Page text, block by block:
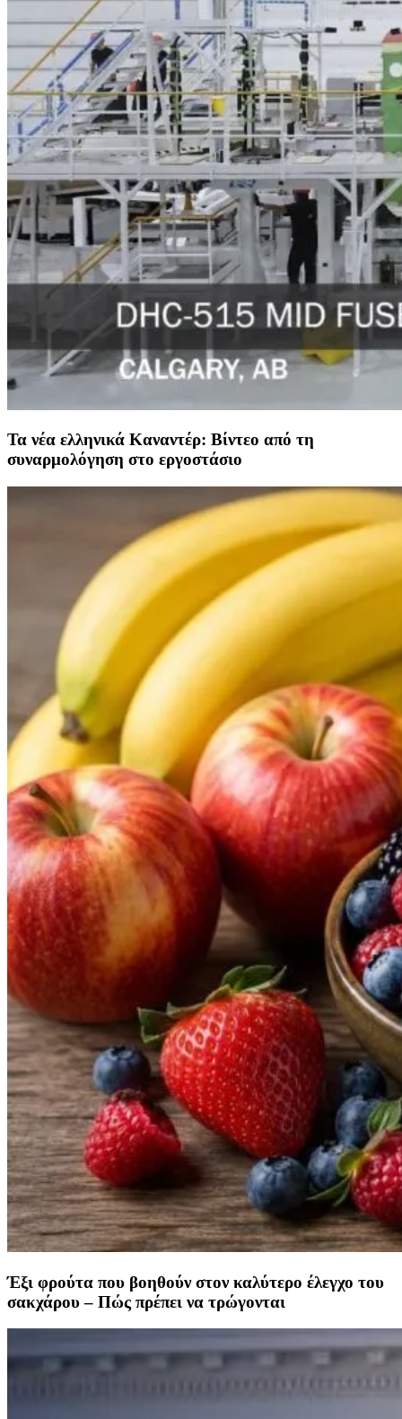
Τα νέα ελληνικά Καναντέρ: Βίντεο από τη
συναρμολόγηση στο εργοστάσιο
Έξι φρούτα που βοηθούν στον καλύτερο έλεγχο του
σακχάρου – Πώς πρέπει να τρώγονται